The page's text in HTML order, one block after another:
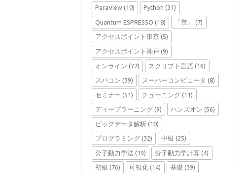
ParaView(10) Python (31)
Quantum ESPRESSO (18) 「京」 (7)
アクセスポイント東京(5)
アクセスポイント神戸 (9)
オンライン (77) スクリプト言語 (16)
スパコン (39) スーパーコンピュータ (8)
セミナー (51) チューニング (11)
ディープラーニング(9) ハンズオン (56)
ビッグデータ解析(10)
プログラミング(32) 中級 (25)
分子動力学法(19) 分子動力学計算 (4)
初級 (76) 可視化 (14) 基礎 (39)